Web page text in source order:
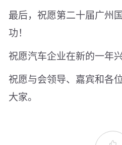
最后，祝愿第二十届广州
功！
祝愿汽车企业在新的一年兴
祝愿与会领导、嘉宾和各
大家。